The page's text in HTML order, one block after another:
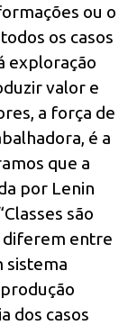
ou o
os casos
exploração
valor e
a força de
é a
que a
por Lenin
são
diferem entre
sistema
dos casos